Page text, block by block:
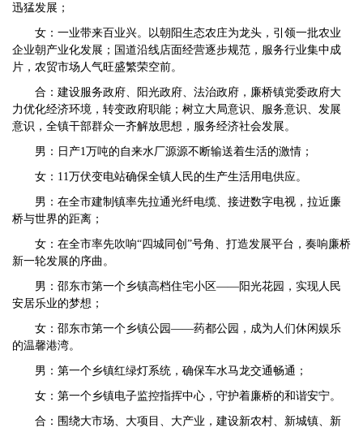
迅猛发展；
女：一业带来百业兴。以朝阳生态农庄为龙头，引领一批农业
企业朝产业化发展；国道沿线店面经营逐步规范，服务行业集中成
片，农贸市场人气旺盛繁荣空前。
合：建设服务政府、阳光政府、法治政府，廉桥镇党委政府大
力优化经济环境，转变政府职能；树立大局意识、服务意识、发展
意识，全镇干部群众一齐解放思想，服务经济社会发展。
男：日产1万吨的自来水厂源源不断输送着生活的激情；
女：11万伏变电站确保全镇人民的生产生活用电供应。
男：在全市建制镇率先拉通光纤电缆、接进数字电视，拉近廉
桥与世界的距离；
女：在全市率先吹响“四城同创”号角、打造发展平台，奏响廉桥
新一轮发展的序曲。
男：邵东市第一个乡镇高档住宅小区——阳光花园，实现人民
安居乐业的梦想；
女：邵东市第一个乡镇公园——药都公园，成为人们休闲娱乐
的温馨港湾。
男：第一个乡镇红绿灯系统，确保车水马龙交通畅通；
女：第一个乡镇电子监控指挥中心，守护着廉桥的和谐安宁。
合：围绕大市场、大项目、大产业，建设新农村、新城镇、新